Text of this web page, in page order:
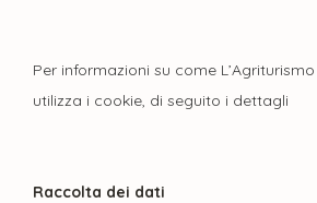
Per informazioni su come
utilizza i cookie, di seguito i dettagli
Raccolta dei dati